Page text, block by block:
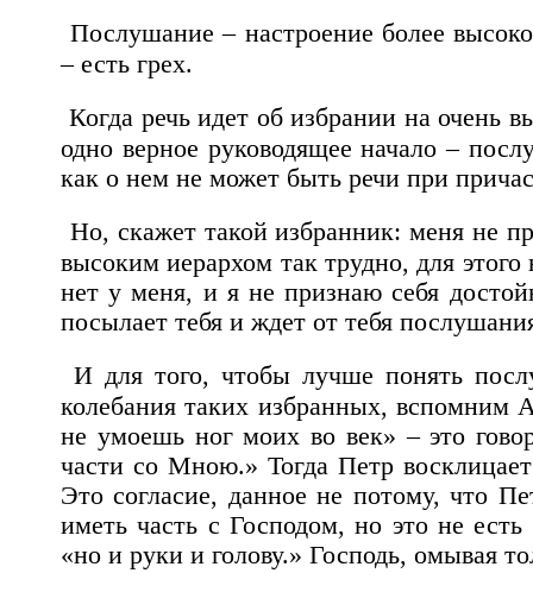
Послушание – настроение более
– есть грех.
Когда речь идет об избрании на очень
одно верное руководящее начало –
как о нем не может быть речи при
Но, скажет такой избранник: меня не
высоким иерархом так трудно, для
нет у меня, и я не признаю себя
посылает тебя и ждет от тебя
И для того, чтобы лучше понять
колебания таких избранных, вспомним
не умоешь ног моих во век» – это
части со Мною.» Тогда Петр
Это согласие, данное не потому, что
иметь часть с Господом, но это не
«но и руки и голову.» Господь, омывая